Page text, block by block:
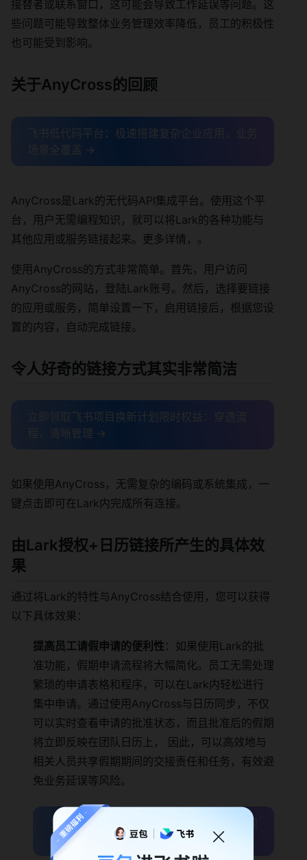
接替者或联系窗口，这可能会导致工作延误等问题。这
些问题可能导致整体业务管理效率降低，员工的积极性
也可能受到影响。
关于AnyCross的回顾
飞书低代码平台：极速搭建复杂企业应用，业务
场景全覆盖 →
AnyCross是Lark的无代码API集成平台。使用这个平
台，用户无需编程知识，就可以将Lark的各种功能与
其他应用或服务链接起来。更多详情，。
使用AnyCross的方式非常简单。首先，用户访问
AnyCross的网站，登陆Lark账号。然后，选择要链接
的应用或服务，简单设置一下，启用链接后，根据您设
置的内容，自动完成链接。
令人好奇的链接方式其实非常简洁
立即领取飞书项目换新计划限时权益：穿透流
程，清晰管理 →
如果使用AnyCross，无需复杂的编码或系统集成，一
键点击即可在Lark内完成所有连接。
由Lark授权+日历链接所产生的具体效
果
通过将Lark的特性与AnyCross结合使用，您可以获得
以下具体效果：
提高员工请假申请的便利性 ：如果使用Lark的批
准功能，假期申请流程将大幅简化。员工无需处理
繁琐的申请表格和程序，可以在Lark内轻松进行
集中申请。通过使用AnyCross与日历同步，不仅
可以实时查看申请的批准状态，而且批准后的假期
将立即反映在团队日历上， 因此，可以高效地与
相关人员共享假期期间的交接责任和任务，有效避
免业务延误等风险。
立即领取飞书积分换新计划限时权益：透视
流程，清晰管理 →